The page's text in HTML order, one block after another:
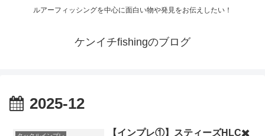
ルアーフィッシングを中心に面白い物や発見をお伝えしたい！
ケンイチfishingのブログ
2025-12
【インプレ①】スティーズHLC✖️